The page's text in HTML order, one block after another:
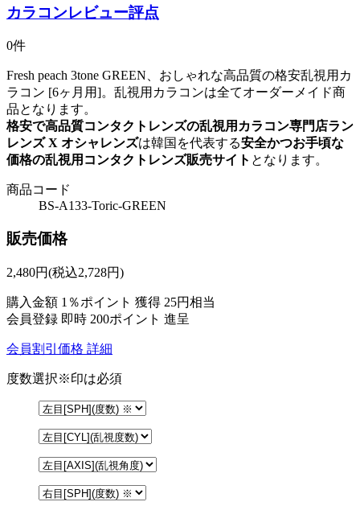
カラコンレビュー評点
0件
Fresh peach 3tone GREEN、おしゃれな高品質の格安乱視用カ
ラコン [6ヶ月用]。乱視用カラコンは全てオーダーメイド商
品となります。
格安で高品質コンタクトレンズの乱視用カラコン専門店ラン
レンズ X オシャレンズは韓国を代表する安全かつお手頃な
価格の乱視用コンタクトレンズ販売サイト となります。
商品コード
BS-A133-Toric-GREEN
販売価格
2,480円(税込2,728円)
購入金額 1％ポイント 獲得 25円相当
会員登録 即時 200ポイント 進呈
会員割引価格 詳細
度数選択※印は必須